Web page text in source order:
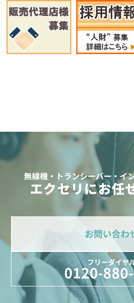
無線機・トランシーバー・イ
エクセリにお任
お問い合わ
フリーダイヤ
0120-